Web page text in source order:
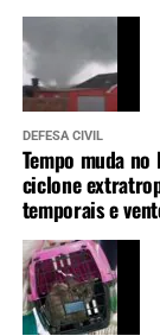
DEFESA CIVIL
Tempo muda
ciclone
temporais e